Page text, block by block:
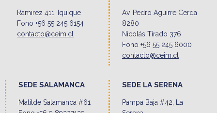
Ramirez 411, Iquique
Fono +56 55 245 6154
contacto@ceim.cl
Av. Pedro Aguirre Cerda
8280
Nicolás Tirado 376
Fono +56 55 245 6000
contacto@ceim.cl
SEDE SALAMANCA
Matilde Salamanca #61
SEDE LA SERENA
Pampa Baja #42, La